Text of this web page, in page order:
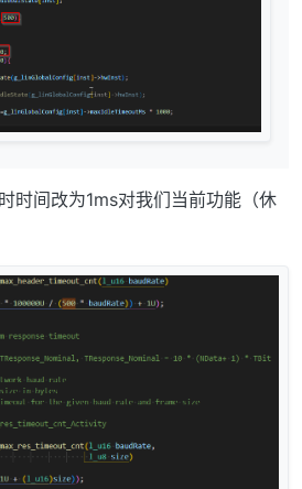
时间改为1ms对我们当前功能（休